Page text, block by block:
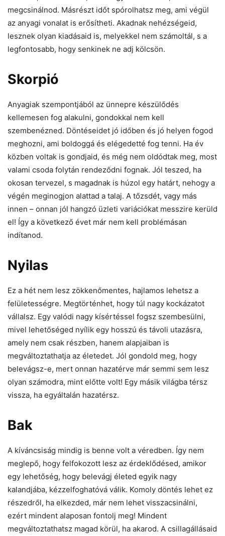
megcsinálnod. Másrészt időt spórolhatsz meg, ami végül
az anyagi vonalat is erősítheti. Akadnak nehézségeid,
lesznek olyan kiadásaid is, melyekkel nem számoltál, s a
legfontosabb, hogy senkinek ne adj kölcsön.
Skorpió
Anyagiak szempontjából az ünnepre készülődés
kellemesen fog alakulni, gondokkal nem kell
szembenézned. Döntéseidet jó időben és jó helyen fogod
meghozni, ami boldoggá és elégedetté fog tenni. Ha év
közben voltak is gondjaid, és még nem oldódtak meg, most
valami csoda folytán rendeződni fognak. Jól teszed, ha
okosan tervezel, s magadnak is húzol egy határt, nehogy a
végén meginogjon alattad a talaj. A tőzsdét, vagy más
innen – onnan jól hangzó üzleti variációkat messzire kerüld
el! Így a következő évet már nem kell problémásan
indítanod.
Nyilas
Ez a hét nem lesz zökkenőmentes, hajlamos lehetsz a
felületességre. Megtörténhet, hogy túl nagy kockázatot
vállalsz. Egy valódi nagy kísértéssel fogsz szembesülni,
mivel lehetőséged nyílik egy hosszú és távoli utazásra,
amely nem csak részben, hanem alapjaiban is
megváltoztathatja az életedet. Jól gondold meg, hogy
belevágsz-e, mert onnan hazatérve már semmi sem lesz
olyan számodra, mint előtte volt! Egy másik világba térsz
vissza, ha egyáltalán hazatérsz.
Bak
A kíváncsiság mindig is benne volt a véredben. Így nem
meglepő, hogy felfokozott lesz az érdeklődésed, amikor
egy lehetőség, hogy belevágj életed egyik nagy
kalandjába, kézzelfoghatóvá válik. Komoly döntés lehet ez
részedről, ha elkezded, már nem lehet visszacsinálni,
ezért mindent alaposan fontolj meg! Mindent
megváltoztathatsz magad körül, ha akarod. A csillagállásaid